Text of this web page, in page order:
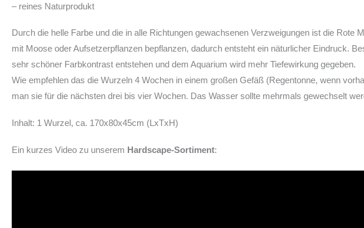
– reines Naturprodukt
Durch die helle Farbe und die in alle Richtungen gewachsenen Verzweigungen ist die
mit Moose oder Aufsetzerpflanzen bepflanzen, dadurch entsteht ein näturlicher Eindruck.
sehr schöner Farbkontrast entstehen und dem Aquarium wird mehr Tiefewirkung gegeben.
Wie empfehlen das die Wurzeln 4 Wochen in einem großen Gefäß (Regentonne, wenn
man sie für die nächsten drei bis vier Wochen. Das Wasser sollte mehrmals gewechselt
Inhalt: 1 Wurzel, ca. 170x80x45cm (LxTxH)
Ein kurzes Video zu unserem Hardscape-Sortiment: